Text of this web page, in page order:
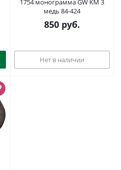
1754 монограмма GW KM 3
медь 84-424
850 руб.
Нет в наличии